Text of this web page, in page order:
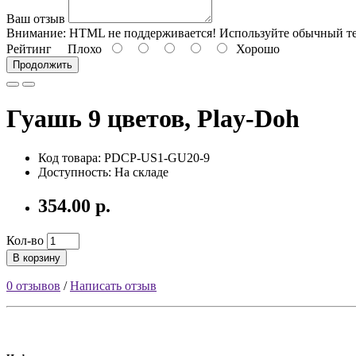
Ваш отзыв
Внимание: HTML не поддерживается! Используйте обычный
Рейтинг Плохо Хорошо
Продолжить
Гуашь 9 цветов, Play-Doh
Код товара: PDCP-US1-GU20-9
Доступность: На складе
354.00 р.
Кол-во
В корзину
0 отзывов /Написать отзыв